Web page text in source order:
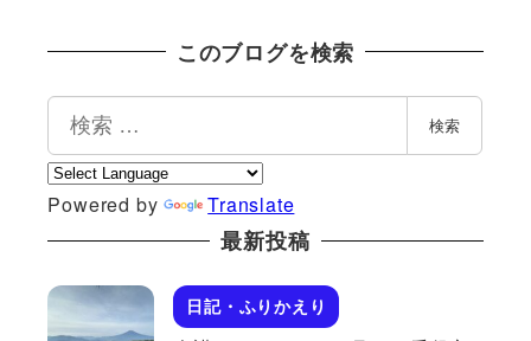
このブログを検索
索
検索
Powered by Translate
最新投稿
日記・ふりかえり